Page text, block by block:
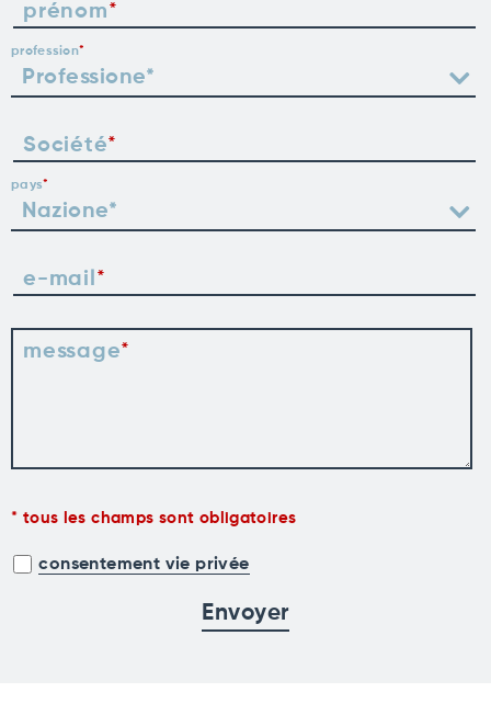
prénom
profession
Société
pays
e-mail
message
tous les champs sont obligatoires
consentement vie privée